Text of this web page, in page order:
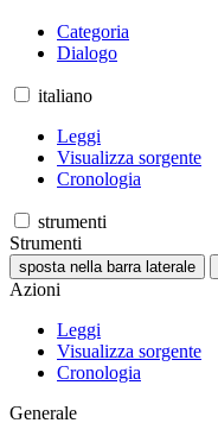
Categoria
Dialogo
italiano
Leggi
Visualizza sorgente
Cronologia
strumenti
Strumenti
sposta nella barra laterale
Azioni
Leggi
Visualizza sorgente
Cronologia
Generale